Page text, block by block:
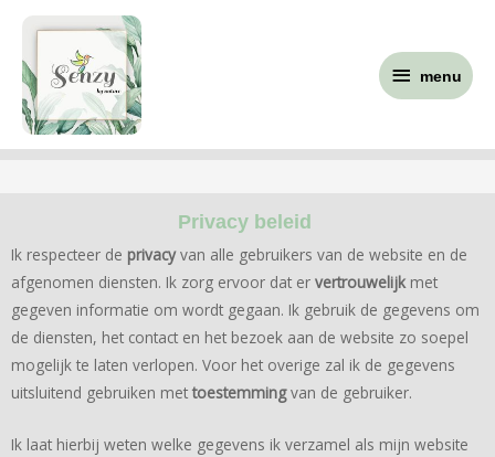
inhoud
menu
Privacy beleid
Ik respecteer de privacyvan alle gebruikers van de website en de
afgenomen diensten. Ik zorg ervoor dat er vertrouwelijk met
gegeven informatie om wordt gegaan. Ik gebruik de gegevens om
de diensten, het contact en het bezoek aan de website zo soepel
mogelijk te laten verlopen. Voor het overige zal ik de gegevens
uitsluitend gebruiken mettoestemmingvan de gebruiker.
Ik laat hierbij weten welke gegevens ik verzamel als mijn website